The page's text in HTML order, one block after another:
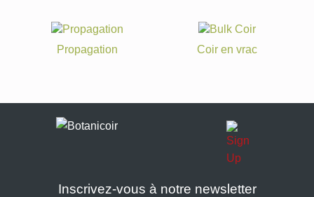
Propagation Coir en vrac
Inscrivez-vous à notre newsletter